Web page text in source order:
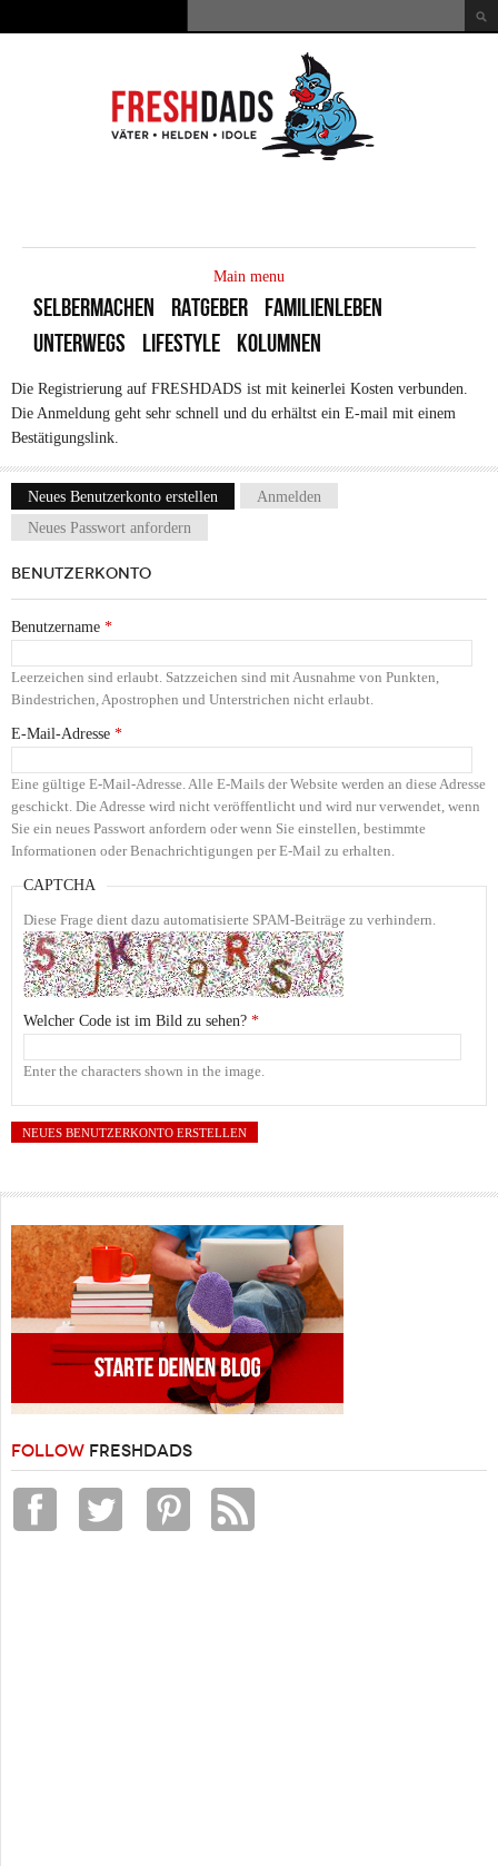
Suchformular
Main menu
SELBERMACHEN RATGEBER
FAMILIENLEBEN
UNTERWEGS
LIFESTYLE KOLUMNEN
Die Registrierung auf FRESHDADS ist mit keinerlei Kosten verbunden.
Die Anmeldung geht sehr schnell und du erhältst ein E-mail mit einem
Bestätigungslink.
Haupt-Reiter
Neues Benutzerkonto erstellen (aktiver Reiter)
Anmelden
Neues Passwort anfordern
BENUTZERKONTO
Benutzername *
Leerzeichen sind erlaubt. Satzzeichen sind mit Ausnahme von Punkten,
Bindestrichen, Apostrophen und Unterstrichen nicht erlaubt.
E-Mail-Adresse *
Eine gültige E-Mail-Adresse. Alle E-Mails der Website werden an diese Adresse
geschickt. Die Adresse wird nicht veröffentlicht und wird nur verwendet, wenn
Sie ein neues Passwort anfordern oder wenn Sie einstellen, bestimmte
Informationen oder Benachrichtigungen per E-Mail zu erhalten.
CAPTCHA
Diese Frage dient dazu automatisierte SPAM-Beiträge zu verhindern.
Welcher Code ist im Bild zu sehen? *
Enter the characters shown in the image.
FOLLOW FRESHDADS